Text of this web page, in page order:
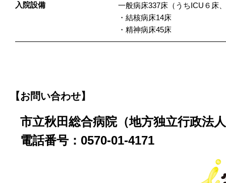
入院設備
一般病床337床（うちICU６床
・結核病床14床
・精神病床45床
【お問い合わせ】
市立秋田総合病院（地方独立行政法
電話番号：0570-01-4171